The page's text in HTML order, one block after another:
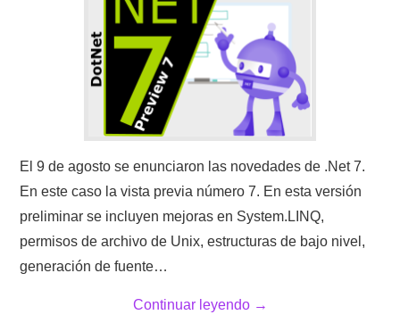
El 9 de agosto se enunciaron las novedades de .Net 7.
En este caso la vista previa número 7. En esta versión
preliminar se incluyen mejoras en System.LINQ,
permisos de archivo de Unix, estructuras de bajo nivel,
generación de fuente…
Continuar leyendo →